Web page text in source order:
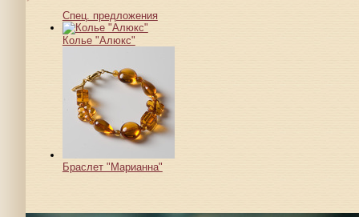
Спец. предложения
Колье "Алюкс"
Браслет "Марианна"